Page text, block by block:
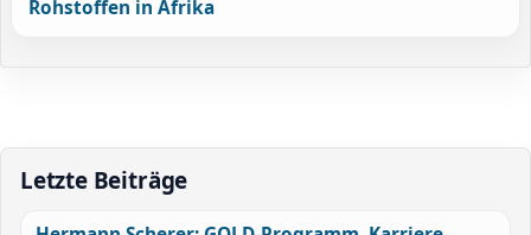
Rohstoffen in Afrika
Letzte Beiträge